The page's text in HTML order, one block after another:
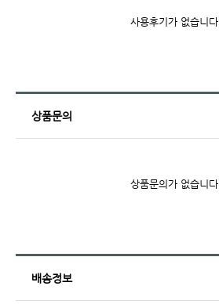
사용후기가 없습니다.
상품문의
상품문의가 없습니다.
배송정보